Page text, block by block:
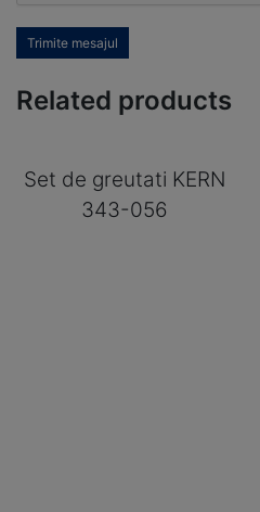
Trimite mesajul
Related products
Set de greutati KERN
343-056